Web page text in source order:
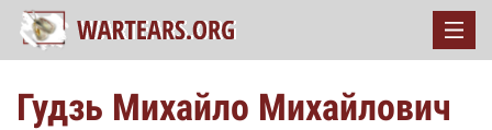
Гудзь Михайло Михайлович